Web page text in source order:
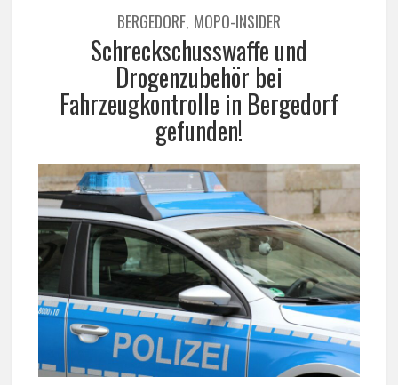
BERGEDORF, MOPO-INSIDER
Schreckschusswaffe und
Drogenzubehör bei
Fahrzeugkontrolle in Bergedorf
gefunden!